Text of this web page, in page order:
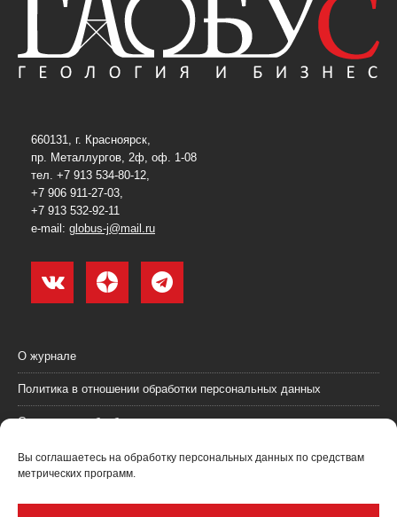
Вы соглашаетесь на обработку персональных данных по средствам
метрических программ.
660131, г. Красноярск,
пр. Металлургов, 2ф, оф. 1-08
тел. +7 913 534-80-12,
+7 906 911-27-03,
+7 913 532-92-11
e-mail: globus-j@mail.ru
О журнале
Политика в отношении обработки персональных данных
Согласие на обработку персональных данных
Пользовательское соглашение (оферта)